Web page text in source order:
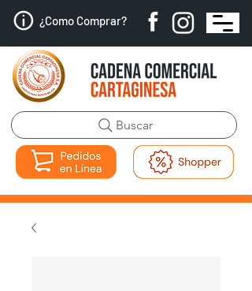
¿Como Comprar?
Buscar